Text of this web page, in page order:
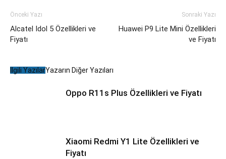
Önceki Yazı
Alcatel Idol 5 Özellikleri ve
Fiyatı
Sonraki Yazı
Huawei P9 Lite Mini Özellikleri
ve Fiyatı
İlgili YazılarYazarın Diğer Yazıları
Oppo R11s Plus Özellikleri ve Fiyatı
Xiaomi Redmi Y1 Lite Özellikleri ve
Fiyatı